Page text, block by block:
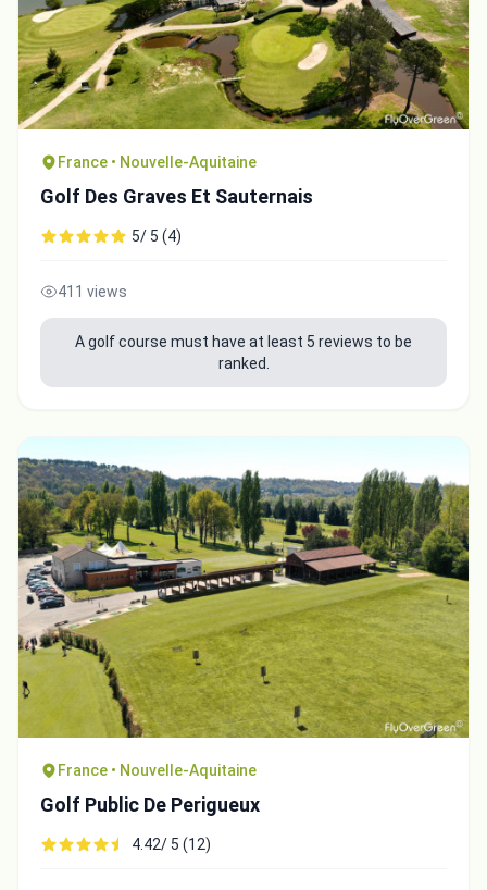
France • Nouvelle-Aquitaine
Golf Des Graves Et Sauternais
5/ 5 (4)
411 views
A golf course must have at least 5 reviews to be
ranked.
France • Nouvelle-Aquitaine
Golf Public De Perigueux
4.42/ 5 (12)